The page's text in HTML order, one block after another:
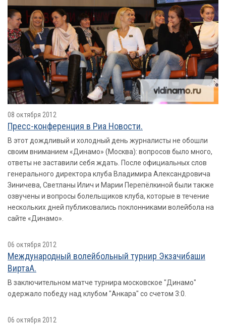
08 октября 2012
Пресс-конференция в Риа Новости.
В этот дождливый и холодный день журналисты не обошли
своим вниманием «Динамо» (Москва): вопросов было много,
ответы не заставили себя ждать. После официальных слов
генерального директора клуба Владимира Александровича
Зиничева, Светланы Илич и Марии Перепёлкиной были также
озвучены и вопросы болельщиков клуба, которые в течение
нескольких дней публиковались поклонниками волейбола на
сайте «Динамо».
06 октября 2012
Международный волейбольный турнир Экзачибаши
ВиртаА.
В заключительном матче турнира московское "Динамо"
одержало победу над клубом "Анкара" со счетом 3:0.
06 октября 2012